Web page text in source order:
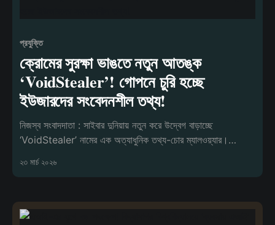
প্রযুক্তি
ক্রোমের সুরক্ষা ভাঙতে নতুন আতঙ্ক
‘VoidStealer’! গোপনে চুরি হচ্ছে
ইউজারদের সংবেদনশীল তথ্য!
নিজস্ব সংবাদদাতা : সাইবার দুনিয়ায় নতুন করে উদ্বেগ বাড়াচ্ছে
‘VoidStealer’ নামের এক অত্যাধুনিক তথ্য-চোর ম্যালওয়্যার।
২৩ মার্চ ২০২৬